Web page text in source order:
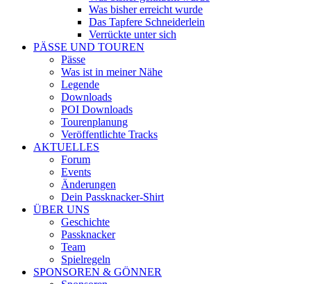
Was bisher erreicht wurde
Das Tapfere Schneiderlein
Verrückte unter sich
PÄSSE UND TOUREN
Pässe
Was ist in meiner Nähe
Legende
Downloads
POI Downloads
Tourenplanung
Veröffentlichte Tracks
AKTUELLES
Forum
Events
Änderungen
Dein Passknacker-Shirt
ÜBER UNS
Geschichte
Passknacker
Team
Spielregeln
SPONSOREN & GÖNNER